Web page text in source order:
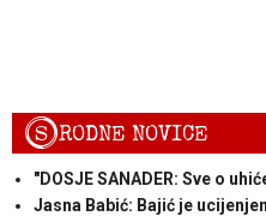
SRODNE NOVICE
"DOSJE SANADER: Sve o
Jasna Babić: Bajić je